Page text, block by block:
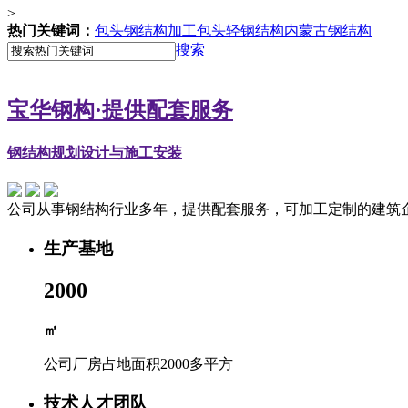
>
热门关键词： 包头钢结构加工包头轻钢结构内蒙古钢结构
搜索
宝华钢构·提供配套服务
钢结构规划设计与施工安装
公司从事钢结构行业多年，提供配套服务，可加工定制的建筑
生产基地
2000
㎡
公司厂房占地面积2000多平方
技术人才团队